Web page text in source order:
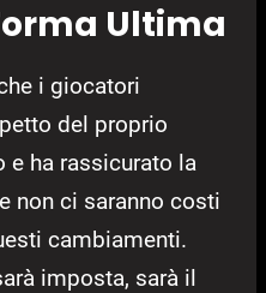
Ultima
i giocatori
del proprio
e ha rassicurato la
non ci saranno costi
cambiamenti.
imposta, sarà il